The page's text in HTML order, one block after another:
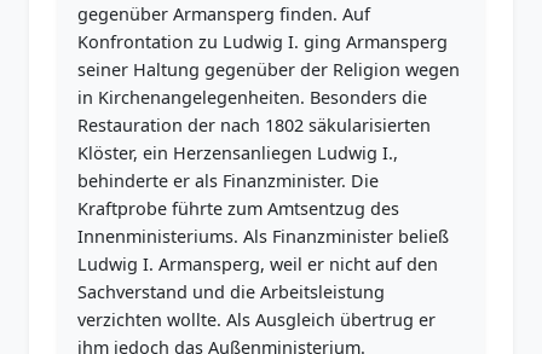
gegenüber Armansperg finden. Auf
Konfrontation zu Ludwig I. ging Armansperg
seiner Haltung gegenüber der Religion wegen
in Kirchenangelegenheiten. Besonders die
Restauration der nach 1802 säkularisierten
Klöster, ein Herzensanliegen Ludwig I.,
behinderte er als Finanzminister. Die
Kraftprobe führte zum Amtsentzug des
Innenministeriums. Als Finanzminister beließ
Ludwig I. Armansperg, weil er nicht auf den
Sachverstand und die Arbeitsleistung
verzichten wollte. Als Ausgleich übertrug er
ihm jedoch das Außenministerium.